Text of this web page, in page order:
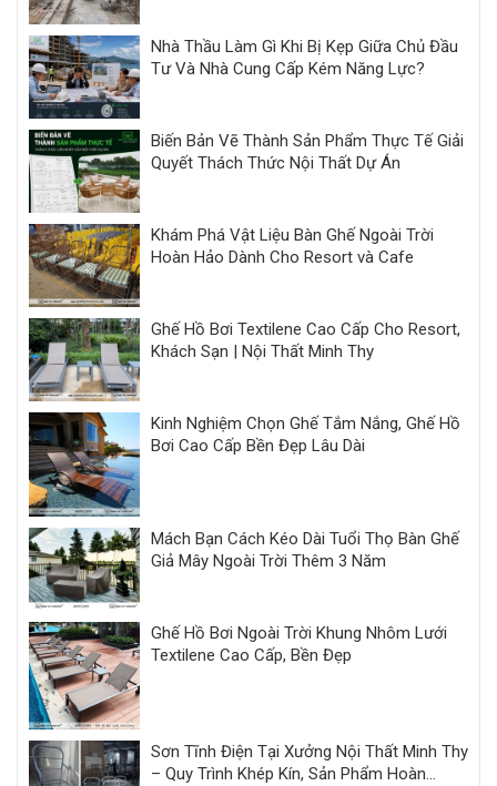
Nhà Thầu Làm Gì Khi Bị Kẹp Giữa Chủ Đầu
Tư Và Nhà Cung Cấp Kém Năng Lực?
Biến Bản Vẽ Thành Sản Phẩm Thực Tế Giải
Quyết Thách Thức Nội Thất Dự Án
Khám Phá Vật Liệu Bàn Ghế Ngoài Trời
Hoàn Hảo Dành Cho Resort và Cafe
Ghế Hồ Bơi Textilene Cao Cấp Cho Resort,
Khách Sạn | Nội Thất Minh Thy
Kinh Nghiệm Chọn Ghế Tắm Nắng, Ghế Hồ
Bơi Cao Cấp Bền Đẹp Lâu Dài
Mách Bạn Cách Kéo Dài Tuổi Thọ Bàn Ghế
Giả Mây Ngoài Trời Thêm 3 Năm
Ghế Hồ Bơi Ngoài Trời Khung Nhôm Lưới
Textilene Cao Cấp, Bền Đẹp
Sơn Tĩnh Điện Tại Xưởng Nội Thất Minh Thy
– Quy Trình Khép Kín, Sản Phẩm Hoàn